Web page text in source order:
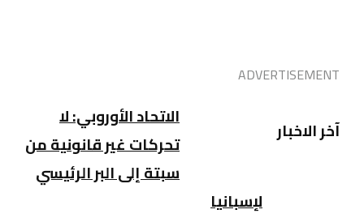
ADVERTISEMENT
آخر الاخبار
الاتحاد الأوروبي: لا
تحركات غير قانونية من
سبتة إلى البر الرئيسي
لإسبانيا